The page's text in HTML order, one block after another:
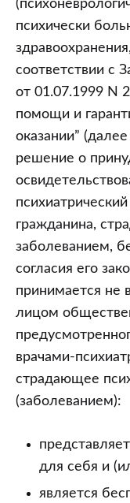
психически
соответствии с
от 01.07.1999 N
помощи и
оказании”
решение о
гражданина,
заболеванием,
согласия его
принимается не
лицом
врачами-
страдающее
(заболеванием):
для себя и
является